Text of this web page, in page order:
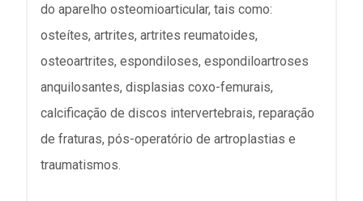
do aparelho osteomioarticular, tais como:
osteítes, artrites, artrites reumatoides,
osteoartrites, espondiloses, espondiloartroses
anquilosantes, displasias coxo-femurais,
calcificação de discos intervertebrais, reparação
de fraturas, pós-operatório de artroplastias e
traumatismos.